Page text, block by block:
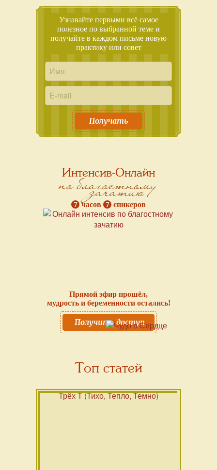
Узнавайте первыми всё самое
полезное по выбранной теме и
получайте в каждом письме новую
практику или совет
Получать
Интенсив-Онлайн
по благостному
зачатию
7 часов 7 спикеров
Прямой эфир прошёл,
мудрость и беременности остались!
Получить доступ
Топ статей